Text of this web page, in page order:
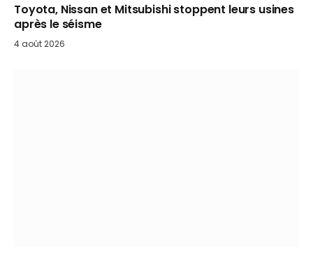
Toyota, Nissan et Mitsubishi stoppent leurs usines
après le séisme
4 août 2026